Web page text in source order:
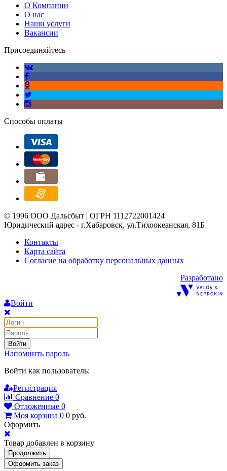
О Компании
О нас
Наши услуги
Вакансии
Присоединяйтесь
Способы оплаты
© 1996 ООО Дальсбыт | ОГРН 1112722001424
Юридический адрес - г.Хабаровск, ул.Тихоокеанская, 81Б
Контакты
Карта сайта
Согласие на обработку персональных данных
Разработано
Войти
Войти
Напомнить пароль
Войти как пользователь:
Регистрация
Сравнение 0
Отложенные 0
Моя корзина 0 0 руб.
Оформить
Товар добавлен в корзину
Продолжить
Оформить заказ